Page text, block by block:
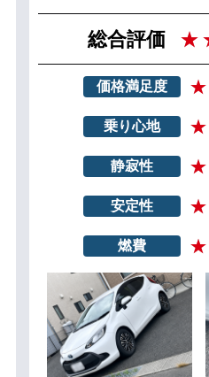
総合評価
価格満足度
乗り心地
静寂性
安定性
燃費